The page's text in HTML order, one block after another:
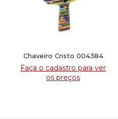
Chaveiro Cristo 004384
Faça o cadastro para ver
os preços